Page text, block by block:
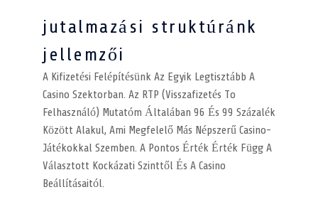
jutalmazási struktúránk
jellemzői
A Kifizetési Felépítésünk Az Egyik Legtisztább A
Casino Szektorban. Az RTP (Visszafizetés To
Felhasználó) Mutatóm Általában 96 És 99 Százalék
Között Alakul, Ami Megfelelő Más Népszerű Casino-
Játékokkal Szemben. A Pontos Érték Érték Függ A
Választott Kockázati Szinttől És A Casino
Beállításaitól.